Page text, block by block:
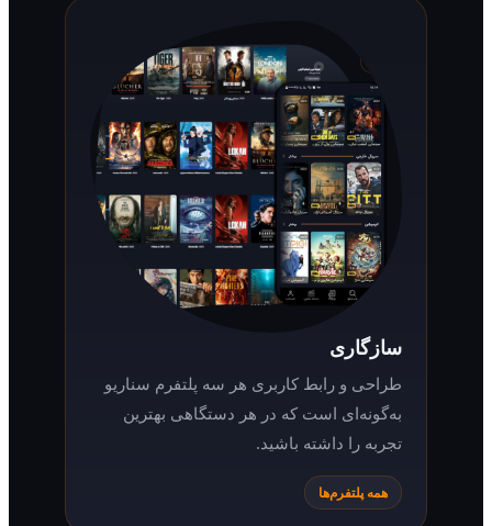
طراحی و رابط کاربری هر سه پلتفرم سناریو
به‌گونه‌ای است که در هر دستگاهی بهترین
تجربه را داشته باشید.
همه پلتفرم‌ها